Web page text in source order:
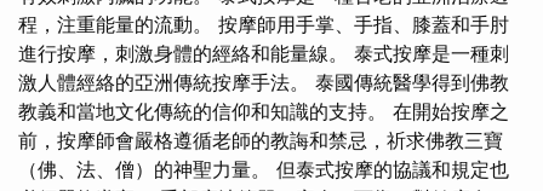
程，注重能量的流動。 按摩師用手掌、手指、膝蓋和手肘
進行按摩，刺激身體的經絡和能量線。 泰式按摩是一種刺
激人體經絡的亞洲傳統按摩手法。 泰國傳統醫學得到佛教
教義和當地文化傳統的信仰和知識的支持。 在開始按摩之
前，按摩師會嚴格遵循老師的教誨和禁忌，祈求佛教三寶
（佛、法、僧）的神聖力量。 但泰式按摩的協議和規定也